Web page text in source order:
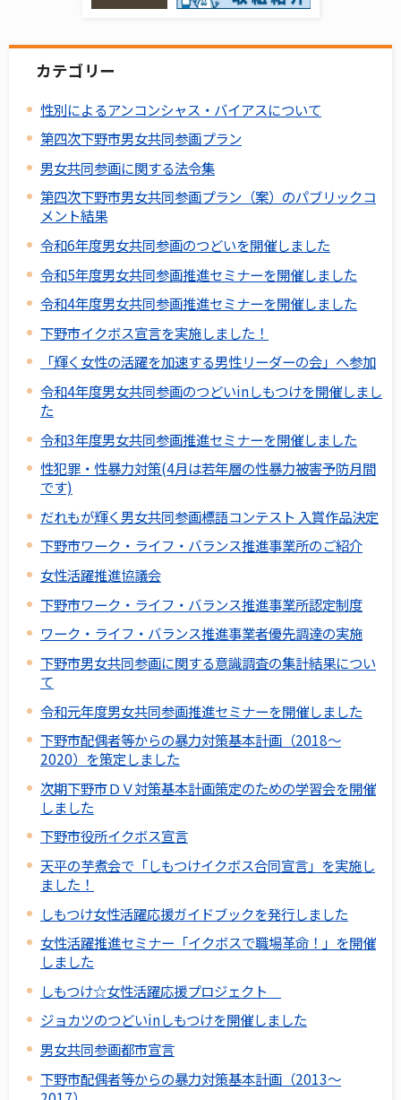
カテゴリー
性別によるアンコンシャス・バイアスについて
第四次下野市男女共同参画プラン
男女共同参画に関する法令集
第四次下野市男女共同参画プラン（案）のパブリックコ
メント結果
令和6年度男女共同参画のつどいを開催しました
令和5年度男女共同参画推進セミナーを開催しました
令和4年度男女共同参画推進セミナーを開催しました
下野市イクボス宣言を実施しました！
「輝く女性の活躍を加速する男性リーダーの会」へ参加
令和4年度男女共同参画のつどいinしもつけを開催しまし
た
令和3年度男女共同参画推進セミナーを開催しました
性犯罪・性暴力対策(4月は若年層の性暴力被害予防月間
です)
だれもが輝く男女共同参画標語コンテスト 入賞作品決定
下野市ワーク・ライフ・バランス推進事業所のご紹介
女性活躍推進協議会
下野市ワーク・ライフ・バランス推進事業所認定制度
ワーク・ライフ・バランス推進事業者優先調達の実施
下野市男女共同参画に関する意識調査の集計結果につい
て
令和元年度男女共同参画推進セミナーを開催しました
下野市配偶者等からの暴力対策基本計画（2018～
2020）を策定しました
次期下野市ＤＶ対策基本計画策定のための学習会を開催
しました
下野市役所イクボス宣言
天平の芋煮会で「しもつけイクボス合同宣言」を実施し
ました！
しもつけ女性活躍応援ガイドブックを発行しました
女性活躍推進セミナー「イクボスで職場革命！」を開催
しました
しもつけ☆女性活躍応援プロジェクト
ジョカツのつどいinしもつけを開催しました
男女共同参画都市宣言
下野市配偶者等からの暴力対策基本計画（2013～